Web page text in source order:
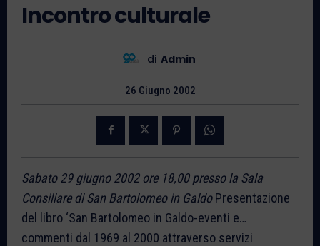
Incontro culturale
di Admin
26 Giugno 2002
Sabato 29 giugno 2002 ore 18,00 presso la Sala
Consiliare di San Bartolomeo in Galdo Presentazione
del libro ‘San Bartolomeo in Galdo-eventi e…
commenti dal 1969 al 2000 attraverso servizi